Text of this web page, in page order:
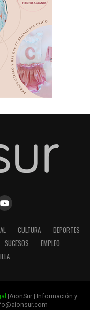
CULTURA
DEPORTES
SUCESOS
EMPLEO
|AionSur | Información y